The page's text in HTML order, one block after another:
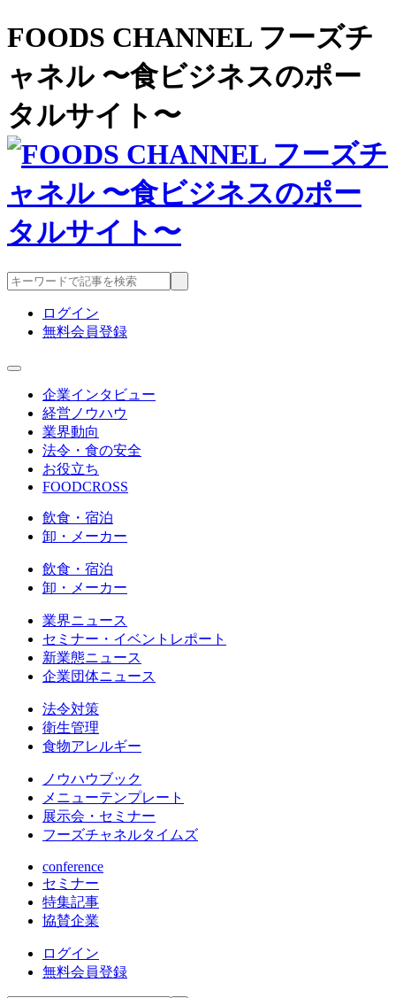
FOODS CHANNEL フーズチ
ャネル 〜食ビジネスのポー
タルサイト〜
ログイン
無料会員登録
企業インタビュー
経営ノウハウ
業界動向
法令・食の安全
お役立ち
FOODCROSS
飲食・宿泊
卸・メーカー
飲食・宿泊
卸・メーカー
業界ニュース
セミナー・イベントレポート
新業態ニュース
企業団体ニュース
法令対策
衛生管理
食物アレルギー
ノウハウブック
メニューテンプレート
展示会・セミナー
フーズチャネルタイムズ
conference
セミナー
特集記事
協賛企業
ログイン
無料会員登録